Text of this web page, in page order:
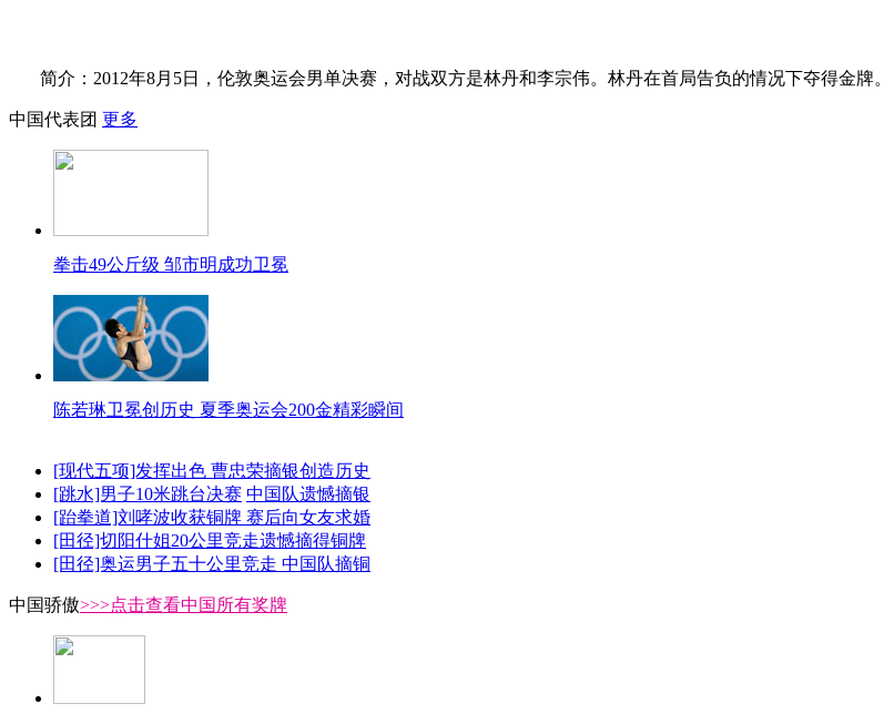
简介：2012年8月5日，伦敦奥运会男单决赛，对战双方是林丹和李宗伟。林丹在首局告负的情况下夺得金牌。
中国代表团 更多
拳击49公斤级 邹市明成功卫冕
陈若琳卫冕创历史 夏季奥运会200金精彩瞬间
[现代五项]发挥出色 曹忠荣摘银创造历史
[跳水]男子10米跳台决赛 中国队遗憾摘银
[跆拳道]刘哮波收获铜牌 赛后向女友求婚
[田径]切阳什姐20公里竞走遗憾摘得铜牌
[田径]奥运男子五十公里竞走 中国队摘铜
中国骄傲>>>点击查看中国所有奖牌